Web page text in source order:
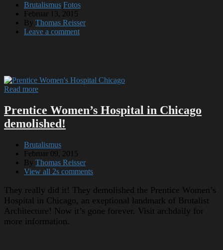
Brutalismus,Fotos
Februar 13, 2015
By Thomas Reisser
Leave a comment
Read more
Prentice Women’s Hospital in Chicago
demolished!
Brutalismus
Februar 09, 2015
By Thomas Reisser
View all 2s comments
They really did it! They demolished the Prentice Women’s
Hospital in Chicago, an exeptional landmark of Brutalist
Architecture! Now it’s gone forever. Visit archdaily for
more information.